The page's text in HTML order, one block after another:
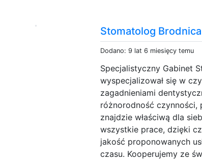
Stomatolog Brodnica
Dodano: 9 lat 6 miesięcy temu
Specjalistyczny Gabinet
wyspecjalizował się w
zagadnieniami
różnorodność
znajdzie właściwą dla
wszystkie prace, dzięki
jakość proponowanych
czasu. Kooperujemy ze